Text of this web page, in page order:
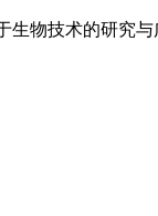
生物技术的研究